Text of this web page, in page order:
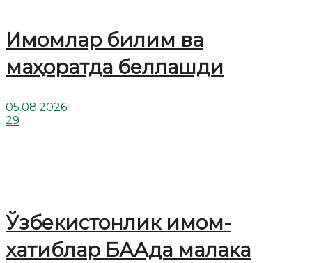
Имомлар билим ва
маҳоратда беллашди
05.08.2026
29
Ўзбекистонлик имом-
хатиблар БААда малака